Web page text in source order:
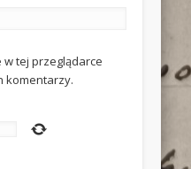
tej przeglądarce
komentarzy.